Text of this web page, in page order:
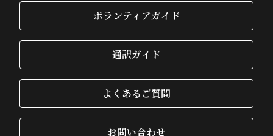
ボランティアガイド
通訳ガイド
よくあるご質問
お問い合わせ